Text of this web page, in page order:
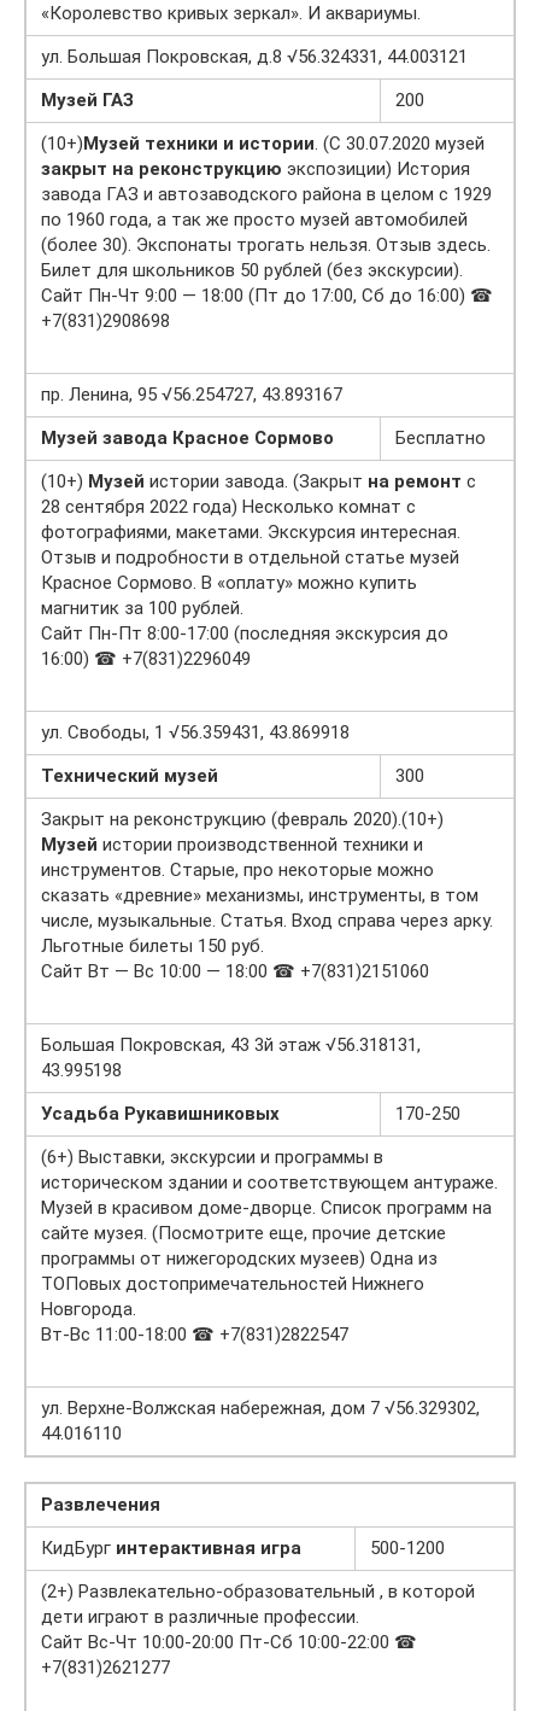
«Королевство кривых зеркал». И аквариумы.
ул. Большая Покровская, д.8 √56.324331, 44.003121
Музей ГАЗ
200
(10+)Музей техники и истории. (С 30.07.2020 музей
закрыт на реконструкцию экспозиции) История
завода ГАЗ и автозаводского района в целом с 1929
по 1960 года, а так же просто музей автомобилей
(более 30). Экспонаты трогать нельзя. Отзыв здесь.
Билет для школьников 50 рублей (без экскурсии).
Сайт Пн-Чт 9:00 — 18:00 (Пт до 17:00, Сб до 16:00) ☎
+7(831)2908698
пр. Ленина, 95 √56.254727, 43.893167
Музей завода Красное Сормово
Бесплатно
(10+) Музей истории завода. (Закрыт на ремонт с
28 сентября 2022 года) Несколько комнат с
фотографиями, макетами. Экскурсия интересная.
Отзыв и подробности в отдельной статье музей
Красное Сормово. В «оплату» можно купить
магнитик за 100 рублей.
Сайт Пн-Пт 8:00-17:00 (последняя экскурсия до
16:00) ☎ +7(831)2296049
ул. Свободы, 1 √56.359431, 43.869918
Технический музей
300
Закрыт на реконструкцию (февраль 2020).(10+)
Музей истории производственной техники и
инструментов. Старые, про некоторые можно
сказать «древние» механизмы, инструменты, в том
числе, музыкальные. Статья. Вход справа через арку.
Льготные билеты 150 руб.
Сайт Вт — Вс 10:00 — 18:00 ☎ +7(831)2151060
Большая Покровская, 43 3й этаж √56.318131,
43.995198
Усадьба Рукавишниковых
170-250
(6+) Выставки, экскурсии и программы в
историческом здании и соответствующем антураже.
Музей в красивом доме-дворце. Список программ на
сайте музея. (Посмотрите еще, прочие детские
программы от нижегородских музеев) Одна из
ТОПовых достопримечательностей Нижнего
Новгорода.
Вт-Вс 11:00-18:00 ☎ +7(831)2822547
ул. Верхне-Волжская набережная, дом 7 √56.329302,
44.016110
Развлечения
КидБург интерактивная игра
500-1200
(2+) Развлекательно-образовательный , в которой
дети играют в различные профессии.
Сайт Вс-Чт 10:00-20:00 Пт-Сб 10:00-22:00 ☎
+7(831)2621277